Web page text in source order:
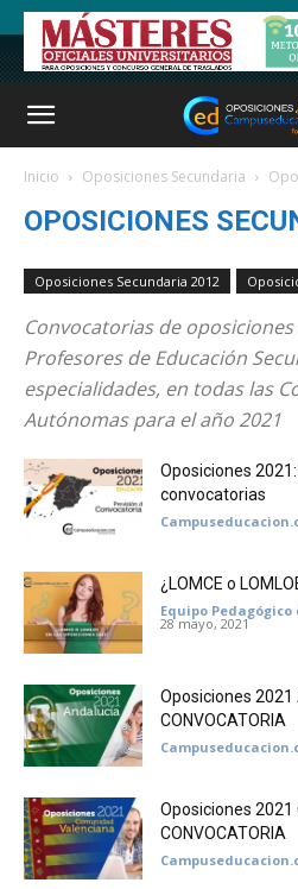
Inicio Oposiciones Secundaria
OPOSICIONES
Oposiciones Secundaria 2012
Convocatorias de
Profesores de Educación
especialidades, en todas las
Autónomas para el año 2021
Oposiciones
convocatorias
¿LOMCE o
Equipo
28 mayo, 2021
Oposiciones 2021
CONVOCATORIA
Oposiciones 2021
CONVOCATORIA